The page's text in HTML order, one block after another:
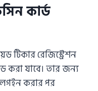
কার্ড
টিকার রেজিস্ট্রেশন
করা যাবে। তার জন্য
করার পর